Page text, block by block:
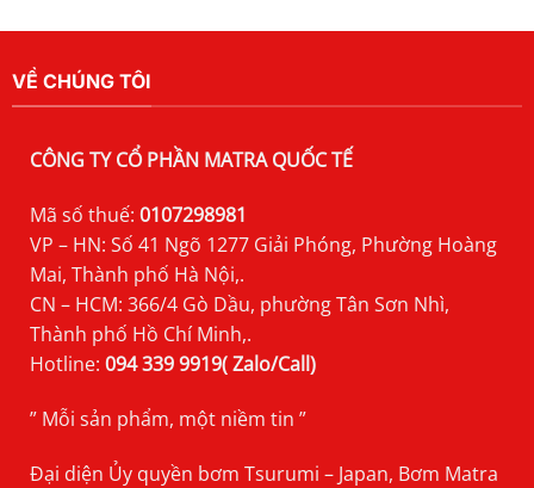
VỀ CHÚNG TÔI
CÔNG TY CỔ PHẦN MATRA QUỐC TẾ
Mã số thuế: 0107298981
VP – HN: Số 41 Ngõ 1277 Giải Phóng, Phường Hoàng
Mai, Thành phố Hà Nội,.
CN – HCM: 366/4 Gò Dầu, phường Tân Sơn Nhì,
Thành phố Hồ Chí Minh,.
Hotline: 094 339 9919( Zalo/Call)
” Mỗi sản phẩm, một niềm tin ”
Đại diện Ủy quyền bơm Tsurumi – Japan, Bơm Matra